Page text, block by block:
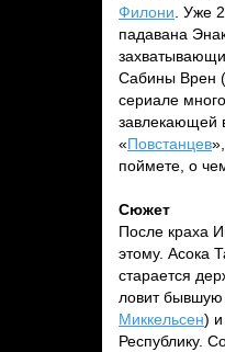
Филони . Уже
падавана
Сабины Врен (
сериале
завлекающей
«Повстанцев
поймете, о
Сюжет
После краха
этому. Асока
старается
ловит бывшую
Миккельсен) и
Республику.